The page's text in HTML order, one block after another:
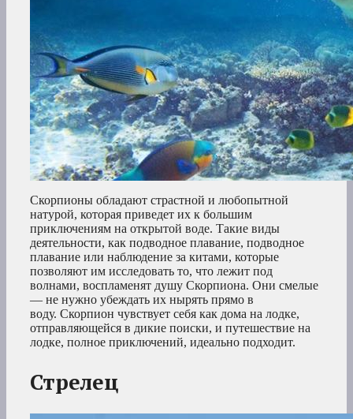
Скорпионы обладают страстной и любопытной
натурой, которая приведет их к большим
приключениям на открытой воде. Такие виды
деятельности, как подводное плавание, подводное
плавание или наблюдение за китами, которые
позволяют им исследовать то, что лежит под
волнами, воспламенят душу Скорпиона. Они смелые
— не нужно убеждать их нырять прямо в
воду. Скорпион чувствует себя как дома на лодке,
отправляющейся в дикие поиски, и путешествие на
лодке, полное приключений, идеально подходит.
Стрелец